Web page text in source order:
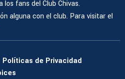
fans del Club Chivas.
alguna con el club. Para visitar el
Políticas de Privacidad